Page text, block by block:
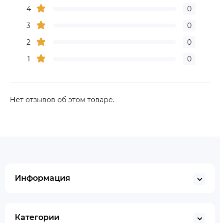
4
0
3
0
2
0
1
0
Нет отзывов об этом товаре.
Информация
Категории